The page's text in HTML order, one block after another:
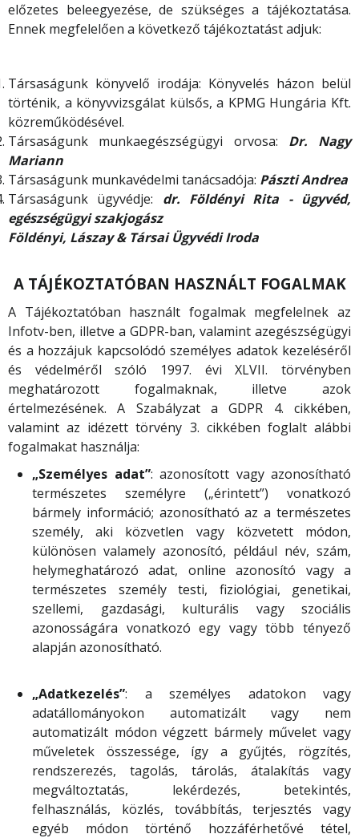
előzetes beleegyezése, de szükséges a tájékoztatása.
Ennek megfelelően a következő tájékoztatást adjuk:
Társaságunk könyvelő irodája: Könyvelés házon belül
történik, a könyvvizsgálat külsős, a KPMG Hungária Kft.
közreműködésével.
Társaságunk munkaegészségügyi orvosa: Dr. Nagy
Mariann
Társaságunk munkavédelmi tanácsadója: Pászti Andrea
Társaságunk ügyvédje: dr. Földényi Rita - ügyvéd,
egészségügyi szakjogász
Földényi, Lászay & Társai Ügyvédi Iroda
A TÁJÉKOZTATÓBAN HASZNÁLT FOGALMAK
A Tájékoztatóban használt fogalmak megfelelnek az
Infotv-ben, illetve a GDPR-ban, valamint azegészségügyi
és a hozzájuk kapcsolódó személyes adatok kezeléséről
és védelméről szóló 1997. évi XLVII. törvényben
meghatározott fogalmaknak, illetve azok
értelmezésének. A Szabályzat a GDPR 4. cikkében,
valamint az idézett törvény 3. cikkében foglalt alábbi
fogalmakat használja:
„Személyes adat”: azonosított vagy azonosítható
természetes személyre („érintett”) vonatkozó
bármely információ; azonosítható az a természetes
személy, aki közvetlen vagy közvetett módon,
különösen valamely azonosító, például név, szám,
helymeghatározó adat, online azonosító vagy a
természetes személy testi, fiziológiai, genetikai,
szellemi, gazdasági, kulturális vagy szociális
azonosságára vonatkozó egy vagy több tényező
alapján azonosítható.
„Adatkezelés”: a személyes adatokon vagy
adatállományokon automatizált vagy nem
automatizált módon végzett bármely művelet vagy
műveletek összessége, így a gyűjtés, rögzítés,
rendszerezés, tagolás, tárolás, átalakítás vagy
megváltoztatás, lekérdezés, betekintés,
felhasználás, közlés, továbbítás, terjesztés vagy
egyéb módon történő hozzáférhetővé tétel,